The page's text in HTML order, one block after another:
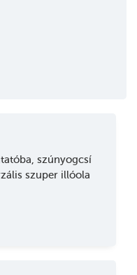
szúnyogcsí
szuper illóola